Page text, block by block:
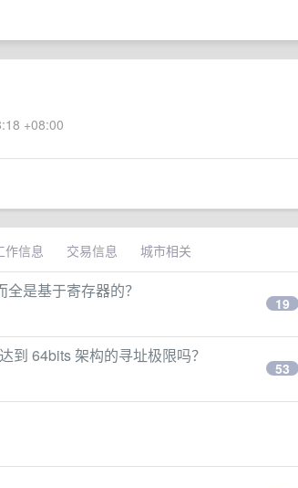
+08:00
作信息 交易信息 城市相关
是基于寄存器的？
19
到 64bits 架构的寻址极限吗？
53